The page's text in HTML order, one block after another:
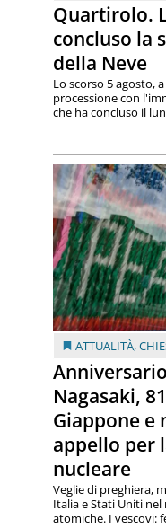
Quartirolo.
concluso la
della Neve
Lo scorso 5 agosto,
processione con
che ha concluso il
ATTUALITÀ,
Nagasaki,
Giappone e
appello per
nucleare
Veglie di preghiera,
Italia e Stati Uniti
atomiche. I vescovi: